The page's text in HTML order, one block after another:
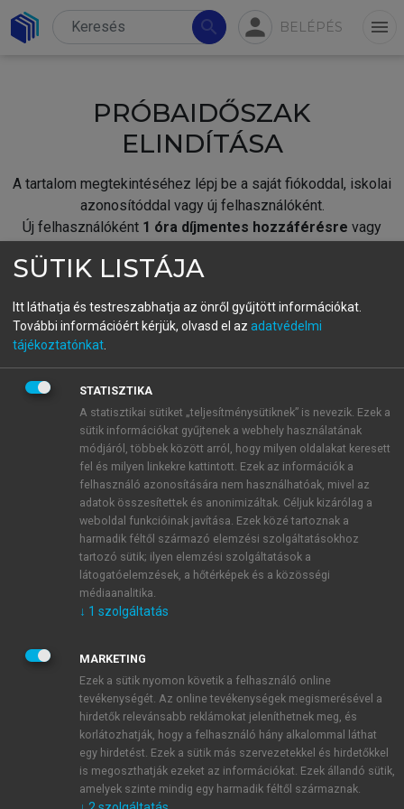
search person BELÉPÉS menu
PRÓBAIDŐSZAK
ELINDÍTÁSA
A tartalom megtekintéséhez lépj be a saját fiókoddal, iskolai
azonosítóddal vagy új felhasználóként.
Új felhasználóként 1 óra díjmentes hozzáférésre vagy
fiókoddal,vagy hozz létre új fiókot.
A regisztráció után apróbaidőszakautomatikusan
BELÉPÉS SAJÁT FIÓKKAL
ÚJ FIÓK LÉTREHOZÁSA
1 óra díjmentes hozzáférés
E-MAIL-CÍM
JELSZÓ
JELSZÓ ÚJRA
Kérek értesítést a MeRSZ újdonságairól, akcióiról.
SÜTIK LISTÁJA
Itt láthatja és testreszabhatja az önről gyűjtött információkat.
További információért kérjük, olvasd el az adatvédelmi
tájékoztatónkat
STATISZTIKA
A statisztikai sütiket „teljesítménysütiknek” is nevezik. Ezek a
sütik információkat gyűjtenek a webhely használatának
módjáról, többek között arról, hogy milyen oldalakat keresett
fel és milyen linkekre kattintott. Ezek az információk a
felhasználó azonosítására nem használhatóak, mivel az
adatok összesítettek és anonimizáltak. Céljuk kizárólag a
weboldal funkcióinak javítása. Ezek közé tartoznak a
harmadik féltől származó elemzési szolgáltatásokhoz
tartozó sütik; ilyen elemzési szolgáltatások a
látogatóelemzések, a hőtérképek és a közösségi
médiaanalitika.
↓ 1 szolgáltatás
MARKETING
Ezek a sütik nyomon követik a felhasználó online
tevékenységét. Az online tevékenységek megismerésével a
hirdetők relevánsabb reklámokat jeleníthetnek meg, és
korlátozhatják, hogy a felhasználó hány alkalommal láthat
egy hirdetést. Ezek a sütik más szervezetekkel és hirdetőkkel
is megoszthatják ezeket az információkat. Ezek állandó sütik,
amelyek szinte mindig egy harmadik féltől származnak.